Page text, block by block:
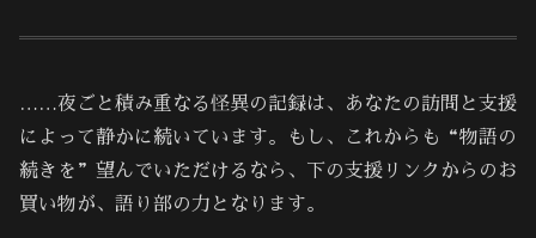
……夜ごと積み重なる怪異の記録は、あなたの訪問と支援
によって静かに続いています。もし、これからも“物語の
続きを”望んでいただけるなら、下の支援リンクからのお
買い物が、語り部の力となります。